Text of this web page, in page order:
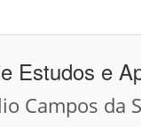
Estudos e
Campos da